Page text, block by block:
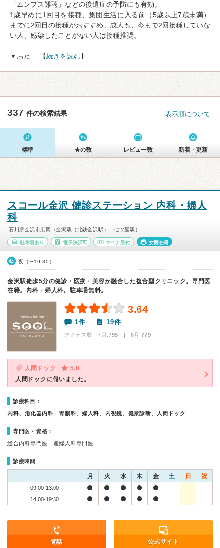
「ムンプス難聴」などの後遺症の予防にも有効。
1歳早めに1回目を接種、集団生活に入る前（5歳以上7歳未満）
までに2回目の接種がおすすめ。成人も、今まで2回接種していな
い人、感染したことがない人は接種推奨。
▼おた… 【続きを読む】
337 件の検索結果 表示順について
標準 ★の数 レビュー数 新着・更新
スコール金沢 健診ステーション 内科・婦人
科
石川県金沢市広岡（金沢駅（北鉄金沢駅）、七ツ屋駅）
駐車場あり 電子決済可 マイナ受付 女医在籍
夜（〜19:30）
金沢駅徒歩5分の健診・医療・美容が融合した複合型クリニック。専門医
在籍。内科・婦人科。駐車場無料。
3.64
1件 19件
アクセス数 7月:795 | 6月:779
人間ドック
5.0
人間ドックに伺いました。
診療科目：
内科、消化器内科、胃腸科、婦人科、内視鏡、健康診断、人間ドック
専門医・資格：
総合内科専門医、産婦人科専門医
診療時間
月 火 水 木 金 土 日 祝
09:00-13:00
14:00-19:30
電話 公式サイト